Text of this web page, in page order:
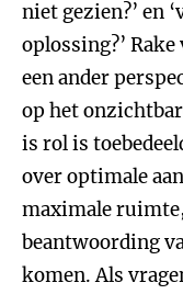
niet gezien?’ en
oplossing?’
een ander
op het
is rol is
over optimale
maximale
beantwoording
komen. Als